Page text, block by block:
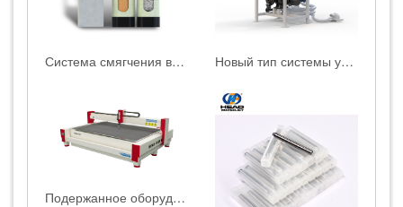
Система смягчения воды Новый тип системы удаления абразива
Подержанное оборудование гидроабразивной резки